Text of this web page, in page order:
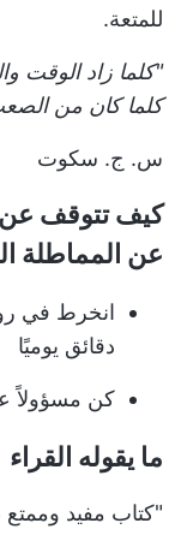
للمتعة.
"كلما زاد الوقت
كلما كان من
س. ج. سكوت
كيف تتوقف
عن المماطلة
دقائق يوميًا
كن مسؤولاً
ما يقوله القراء
"كتاب مفيد